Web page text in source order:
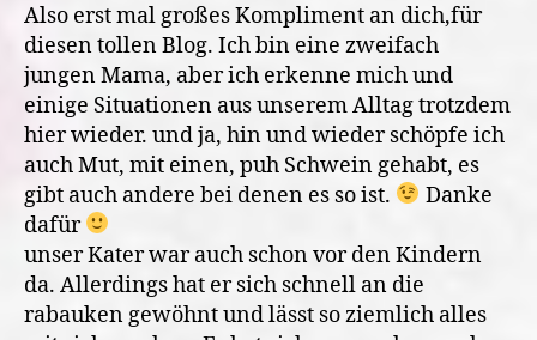
Also erst mal großes Kompliment an dich,für
diesen tollen Blog. Ich bin eine zweifach
jungen Mama, aber ich erkenne mich und
einige Situationen aus unserem Alltag trotzdem
hier wieder. und ja, hin und wieder schöpfe ich
auch Mut, mit einen, puh Schwein gehabt, es
gibt auch andere bei denen es so ist.
Danke
dafür
unser Kater war auch schon vor den Kindern
da. Allerdings hat er sich schnell an die
rabauken gewöhnt und lässt so ziemlich alles